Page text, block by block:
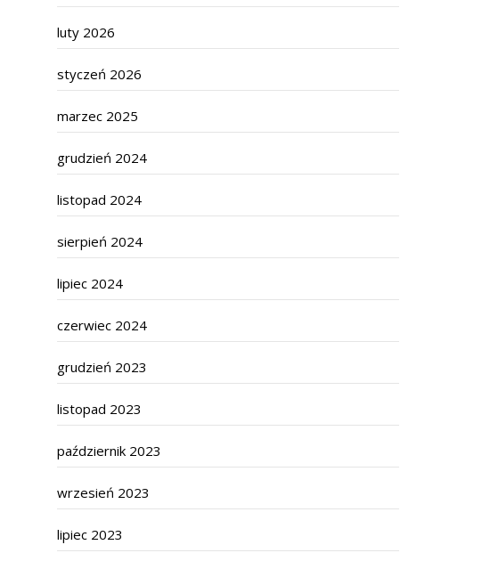
luty 2026
styczeń 2026
marzec 2025
grudzień 2024
listopad 2024
sierpień 2024
lipiec 2024
czerwiec 2024
grudzień 2023
listopad 2023
październik 2023
wrzesień 2023
lipiec 2023